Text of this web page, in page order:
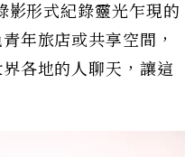
形式紀錄靈光乍現的
年旅店或共享空間，
各地的人聊天，讓這